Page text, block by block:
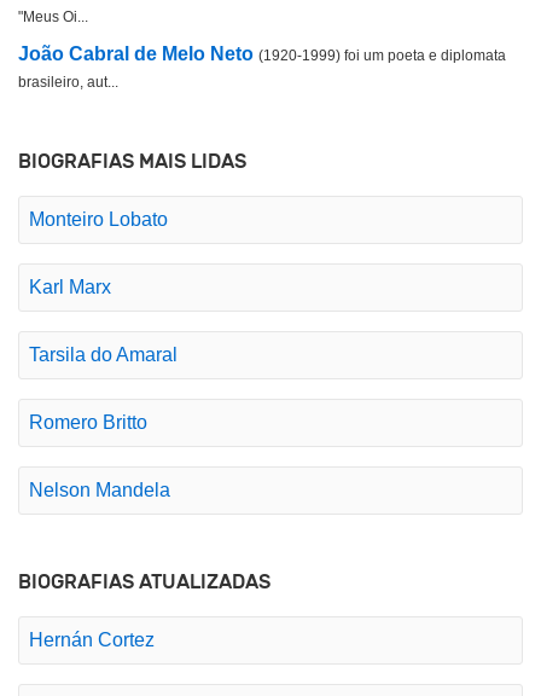
"Meus Oi...
João Cabral de Melo Neto (1920-1999) foi um poeta e diplomata
brasileiro, aut...
BIOGRAFIAS MAIS LIDAS
Monteiro Lobato
Karl Marx
Tarsila do Amaral
Romero Britto
Nelson Mandela
BIOGRAFIAS ATUALIZADAS
Hernán Cortez